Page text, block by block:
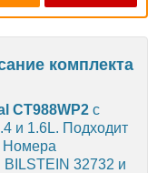
комплекта
CT988WP2 с
и 1.6L. Подходит
Номера
BILSTEIN 32732 и